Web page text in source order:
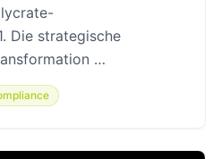
Die strategische
…